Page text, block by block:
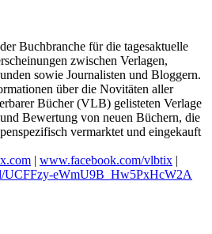
Buchbranche für die tagesaktuelle
zwischen Verlagen,
sowie Journalisten und Bloggern.
über die Novitäten aller
Bücher (VLB) gelisteten Verlage
Bewertung von neuen Büchern, die
vermarktet und eingekauft
| www.facebook.com/vlbtix |
UCFFzy-eWmU9B_Hw5PxHcW2A